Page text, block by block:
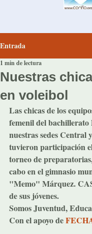
Entrada
Nuestras
en voleibol
1 min de lectura
Las chicas de los
femenil del
nuestras sedes Central
tuvieron participación
torneo de
cabo en el gimnasio
"Memo" Márquez.
de sus jóvenes.
Somos Juventud,
Con el apoyo de